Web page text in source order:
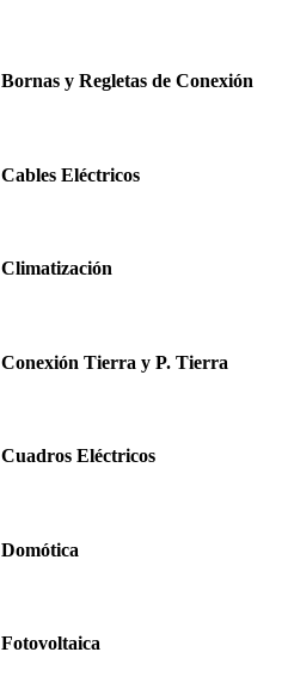
Bornas y Regletas de Conexión
Cables Eléctricos
Climatización
Conexión Tierra y P. Tierra
Cuadros Eléctricos
Domótica
Fotovoltaica